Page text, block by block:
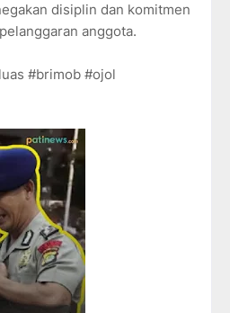
disiplin dan komitmen
anggota.
#brimob #ojol